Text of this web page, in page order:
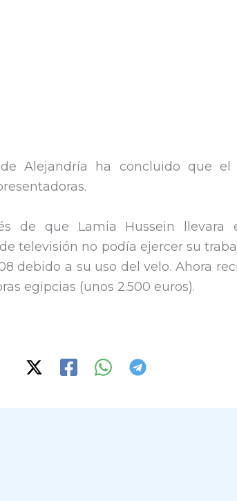
Alejandría ha concluido que
de que Lamia Hussein llevara
televisión no podía ejercer su
debido a su uso del velo. Ahora
egipcias (unos 2.500 euros).